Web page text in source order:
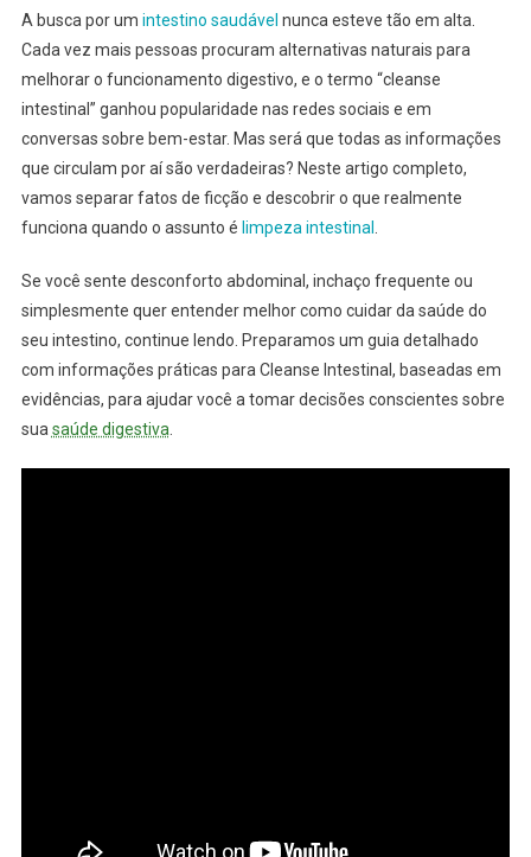
Intestino
A busca por um intestino saudável nunca esteve tão em alta.
Cada vez mais pessoas procuram alternativas naturais para
melhorar o funcionamento digestivo, e o termo “cleanse
intestinal” ganhou popularidade nas redes sociais e em
conversas sobre bem-estar. Mas será que todas as informações
que circulam por aí são verdadeiras? Neste artigo completo,
vamos separar fatos de ficção e descobrir o que realmente
funciona quando o assunto é limpeza intestinal
Se você sente desconforto abdominal, inchaço frequente ou
simplesmente quer entender melhor como cuidar da saúde do
seu intestino, continue lendo. Preparamos um guia detalhado
com informações práticas para Cleanse Intestinal, baseadas em
evidências, para ajudar você a tomar decisões conscientes sobre
sua saúde digestiva